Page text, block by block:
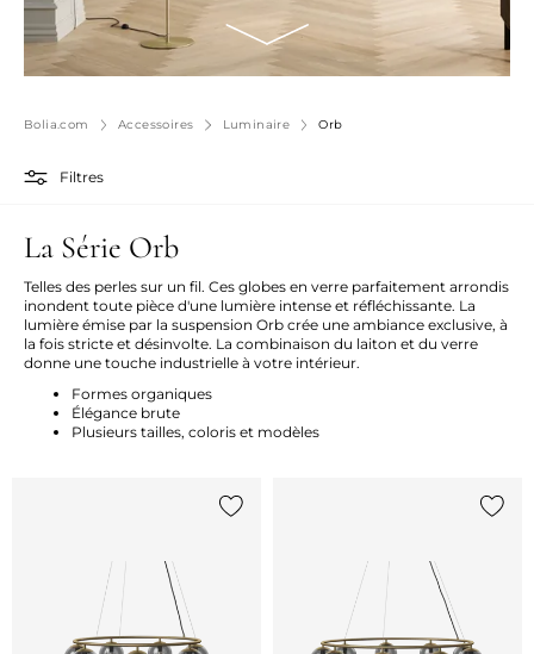
Bolia.com Accessoires Luminaire Orb
Filtres
La Série Orb
Telles des perles sur un fil. Ces globes en verre parfaitement arrondis
inondent toute pièce d'une lumière intense et réfléchissante. La
lumière émise par la suspension Orb crée une ambiance exclusive, à
la fois stricte et désinvolte. La combinaison du laiton et du verre
donne une touche industrielle à votre intérieur.
Formes organiques
Élégance brute
Plusieurs tailles, coloris et modèles